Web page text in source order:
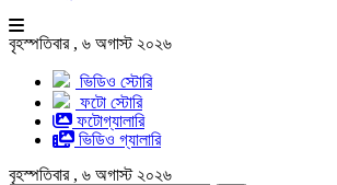
বৃহস্পতিবার , ৬ অগাস্ট ২০২৬
ভিডিও স্টোরি
ফটো স্টোরি
ফটোগ্যালারি
ভিডিও গ্যালারি
বৃহস্পতিবার , ৬ অগাস্ট ২০২৬